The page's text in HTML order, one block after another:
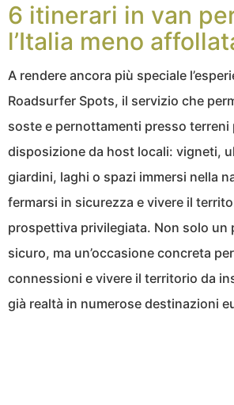
6 itinerari in van
l’Italia meno
A rendere ancora più speciale
Roadsurfer Spots, il servizio che
soste e pernottamenti presso terreni
disposizione da host locali: vigneti,
giardini, laghi o spazi immersi nella
fermarsi in sicurezza e vivere il
prospettiva privilegiata. Non solo un
sicuro, ma un’occasione concreta
connessioni e vivere il territorio da
già realtà in numerose destinazioni